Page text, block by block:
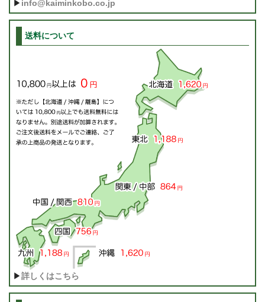
▶ info@kaiminkobo.co.jp
送料について
▶詳しくはこちら